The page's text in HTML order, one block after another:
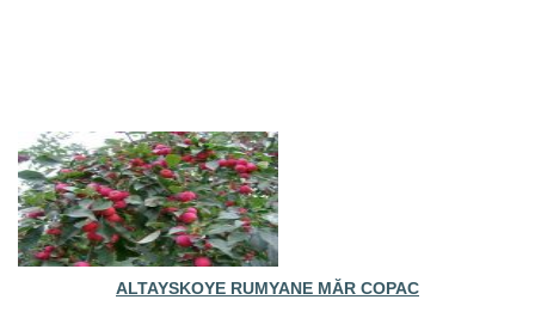
ALTAYSKOYE RUMYANE MĂR COPAC